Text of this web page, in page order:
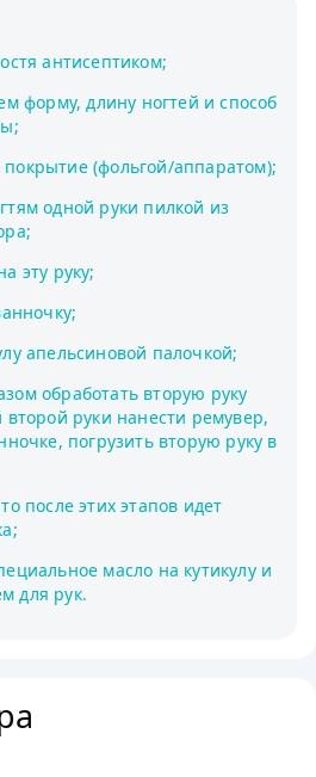
антисептиком;
форму, длину ногтей и способ
(фольгой/аппаратом);
одной руки пилкой из
эту руку;
апельсиновой палочкой;
обработать вторую руку
второй руки нанести ремувер,
погрузить вторую руку в
после этих этапов идет
масло на кутикулу и
для рук.